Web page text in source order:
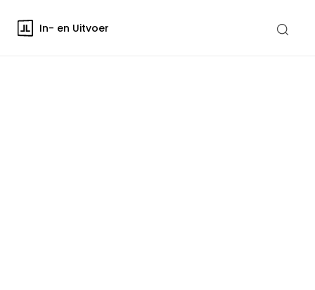
In- en Uitvoer